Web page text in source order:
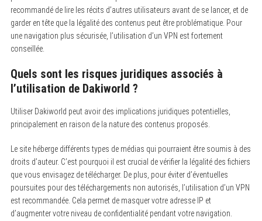
recommandé de lire les récits d’autres utilisateurs avant de se lancer, et de
garder en tête que la légalité des contenus peut être problématique. Pour
une navigation plus sécurisée, l’utilisation d’un VPN est fortement
conseillée.
Quels sont les risques juridiques associés à
l’utilisation de Dakiworld ?
Utiliser Dakiworld peut avoir des implications juridiques potentielles,
principalement en raison de la nature des contenus proposés.
Le site héberge différents types de médias qui pourraient être soumis à des
droits d’auteur. C’est pourquoi il est crucial de vérifier la légalité des fichiers
que vous envisagez de télécharger. De plus, pour éviter d’éventuelles
poursuites pour des téléchargements non autorisés, l’utilisation d’un VPN
est recommandée. Cela permet de masquer votre adresse IP et
d’augmenter votre niveau de confidentialité pendant votre navigation.